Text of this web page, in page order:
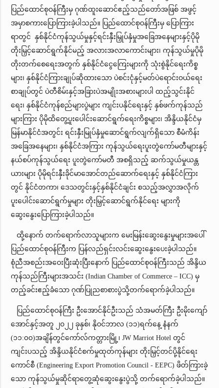
ပြည်ထောင်စုဝန်ကြီးမှ ဂုဏ်ထူးဆောင်ဧည့်သည်တော်အဖြစ် အဖွင့်
အမှာစကားပြောကြားခဲ့ပါသည်။ ပြည်ထောင်စုဝန်ကြီးမှ ပြောကြား
ရာတွင် နှစ်နိုင်ငံကုန်သွယ်မှုနှင့်ရင်းနှီးမြှုပ်နှံမှုအခြေအနေများနှင့်ပိုမို
တိုးမြှင့်ဆောင်ရွက်နိုင်မည့် အလားအလာကောင်းများ၊ ကုန်သွယ်မှုပိုမို
တိုးတက်စေရေးအတွက် နှစ်နိုင်ငံငွေကြေးများကို သုံးစွဲနိုင်ရေးကိစ္စ
များ၊ နှစ်နိုင်ငံကြားချုပ်ဆိုထားသော ပဲစင်းငုံနှင့်မတ်ပဲရောင်းဝယ်ရေး
စာချုပ်တွင် ပဲတီစိမ်းနှင့်အခြားပဲအမျိုးအစားများပါ ထည့်သွင်းနိုင်
ရေး၊ နှစ်နိုင်ငံကုန်စည်များပွဲများ ကျင်းပနိုင်ရေးနှင့် နှစ်ဖက်ကုန်သည်
များကြား ပိုမိုထိတွေ့ပူးပေါင်းဆောင်ရွက်ရေးကိစ္စများ၊ အိန္ဒိယနိုင်ငံမှ
မြန်မာနိုင်ငံအတွင်း ရင်းနှီးမြုပ်နှံမှုဆောင်ရွက်လျက်ရှိသော စီမံကိန်း
အခြေအနေများ၊ နှစ်နိုင်ငံအကြား ကုန်သွယ်ရေးပူးတွဲကော်မတီများနှင့်
နယ်စပ်ကုန်သွယ်ရေး ပူးတွဲကော်မတီ အစရှိသည့် ဆက်သွယ်မှုယန္တ
ယားများ ပိုမိုရင်းနှီးခိုင်မာအောင်တည်ဆောက်ရေးနှင့် နှစ်နိုင်ငံကြား
တွင် နိုင်ငံတကာ၊ ဒေသတွင်းနှင့်နှစ်နိုင်ငံချင်း စသည့်အလွှာအလိုက်
ပူးပေါင်းဆောင်ရွက်မှုများ တိုးမြှင့်ဆောင်ရွက်နိုင်ရေး များကို
ဆွေးနွေးပြောကြားခဲ့ပါသည်။
ထို့နောက် တက်ရောက်လာသူများက မေးမြန်းဆွေးနွေးမှုများအပေါ်
ပြည်ထောင်စုဝန်ကြီးက ပြန်လည်ရှင်းလင်းဆွေးနွေးပေးခဲ့ပါသည်။
စုံညီအစည်းအဝေးပြီးဆုံးပြီးနောက် ပြည်ထောင်စုဝန်ကြီးသည် အိန္ဒိယ
ကုန်သည်ကြီးများအသင်း (Indian Chamber of Commerce – ICC) မှ
တည့်ခင်းဧည့်ခံသော ဂုဏ်ပြုညစာစားပွဲသို့တက်ရောက်ခဲ့ပါသည်။
ပြည်ထောင်စုဝန်ကြီး ဦးအောင်နိုင်ဦးသည် သံအမတ်ကြီး ဦးမိုးကျော်
အောင်နှင့်အတူ ၂၀၂၂ ခုနှစ်၊ နိုဝင်ဘာလ (၁၁)ရက်နေ့ နံနက်
(၁၁:၀၀)အချိန်တွင်ကော်လ်ကတ္တားမြို့၊ JW Marriot Hotel တွင်
ကျင်းပသည့် အိန္ဒိယနိုင်ငံစက်မှုထုတ်ကုန်များ တိုးမြှင့်တင်ပို့နိုင်ရေး
ကောင်စီ (Engineering Export Promotion Council - EEPC) ဖိတ်ကြားခဲ့
သော ကုန်သွယ်မှုဆိုင်ရာတွေ့ဆုံဆွေးနွေးပွဲသို့ တက်ရောက်ခဲ့ပါသည်။